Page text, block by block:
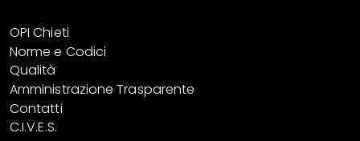
OPI Chieti
Norme e Codici
Qualità
Amministrazione Trasparente
Contatti
C.I.V.E.S.